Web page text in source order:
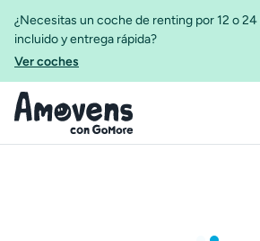
¿Necesitas un coche de renting por 12 o
incluido y entrega rápida?
Ver coches